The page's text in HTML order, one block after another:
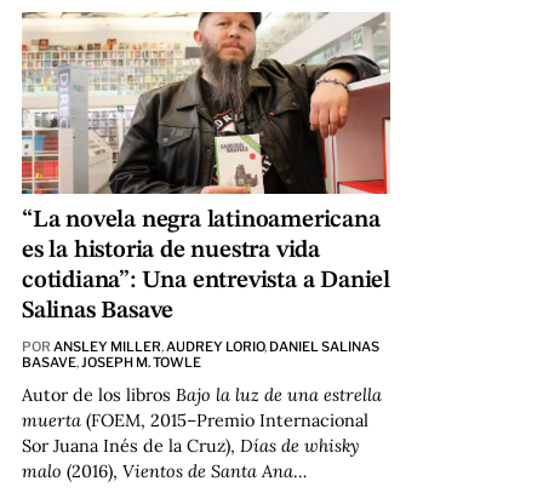
“La novela negra latinoamericana
es la historia de nuestra vida
cotidiana”: Una entrevista a Daniel
Salinas Basave
POR ANSLEY MILLER,AUDREY LORIO, DANIEL SALINAS
BASAVE,JOSEPH M. TOWLE
Autor de los libros Bajo la luz de una estrella
muerta(FOEM, 2015–Premio Internacional
Sor Juana Inés de la Cruz), Días de whisky
malo (2016), Vientos de Santa Ana…